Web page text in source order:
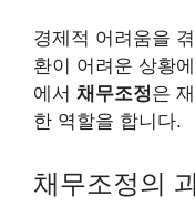
경제적 어려움을
환이 어려운 상황
에서 채무조정은
한 역할을 합니다.
채무조정의